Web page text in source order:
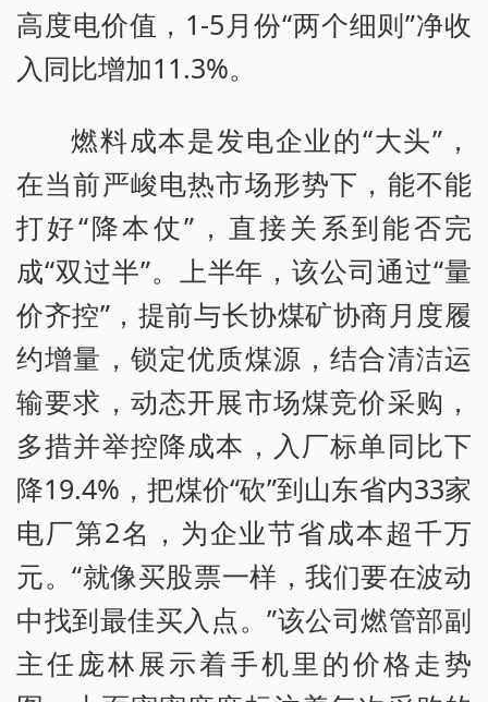
高度电价值，1-5月份“两个细则”净收
入同比增加11.3%。
燃料成本是发电企业的“大头”，
在当前严峻电热市场形势下，能不能
打好“降本仗”，直接关系到能否完
成“双过半”。上半年，该公司通过“量
价齐控”，提前与长协煤矿协商月度履
约增量，锁定优质煤源，结合清洁运
输要求，动态开展市场煤竞价采购，
多措并举控降成本，入厂标单同比下
降19.4%，把煤价“砍”到山东省内33家
电厂第2名，为企业节省成本超千万
元。“就像买股票一样，我们要在波动
中找到最佳买入点。”该公司燃管部副
主任庞林展示着手机里的价格走势